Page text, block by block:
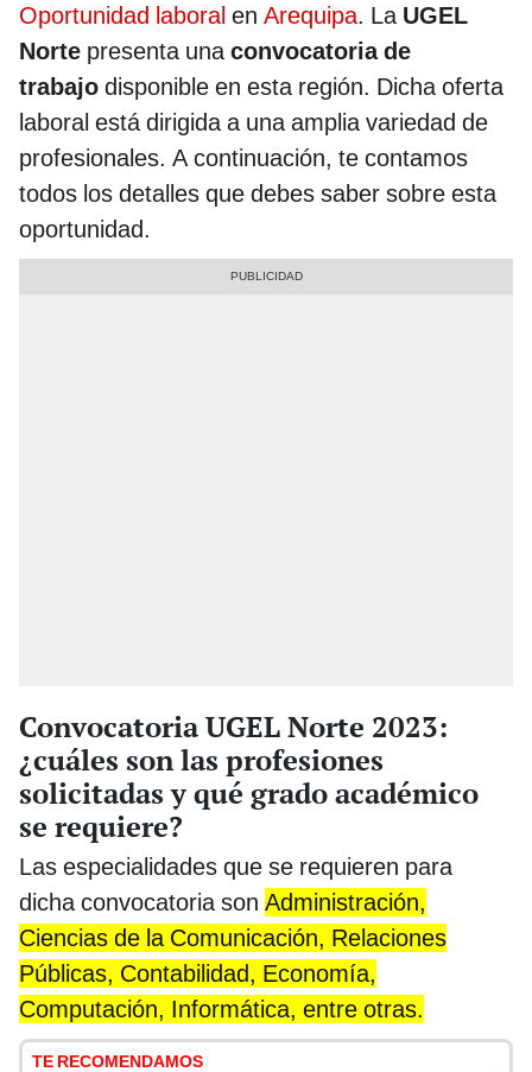
Oportunidad laboral en Arequipa. La UGEL
Norte presenta unaconvocatoria de
trabajo disponible en esta región. Dicha oferta
laboral está dirigida a una amplia variedad de
profesionales. A continuación, te contamos
todos los detalles que debes saber sobre esta
oportunidad.
Convocatoria UGEL Norte 2023:
¿cuáles son las profesiones
solicitadas y qué grado académico
se requiere?
Las especialidades que se requieren para
dicha convocatoria son Administración,
Ciencias de la Comunicación, Relaciones
Públicas, Contabilidad, Economía,
Computación, Informática, entre otras.
TE RECOMENDAMOS